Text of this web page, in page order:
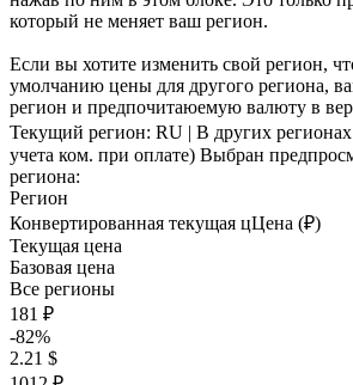
который не меняет ваш регион.
Если вы хотите изменить свой регион,
умолчанию цены для другого региона,
регион и предпочитаюемую валюту в
Текущий регион: RU | В других
учета ком. при оплате) Выбран
региона:
Регион
Конвертированная текущая цЦена (₽)
Текущая цена
Базовая цена
Все регионы
181 ₽
-82%
2.21 $